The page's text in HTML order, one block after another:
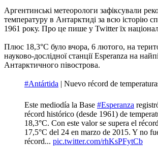
Аргентинські метеорологи зафіксували
температуру в Антарктиді за всю історію
1961 року. Про це пише у Twitter їх
Плюс 18,3°C було вчора, 6 лютого, на
науково-дослідної станції Esperanza на
Антарктичного півострова.
#Antártida | Nuevo récord de
Este mediodía la Base #Esperanza
récord histórico (desde 1961) de
18,3°C. Con este valor se supera el
17,5°C del 24 en marzo de 2015. Y no
récord... pic.twitter.com/rhKsPFytCb